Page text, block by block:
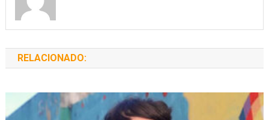
RELACIONADO: